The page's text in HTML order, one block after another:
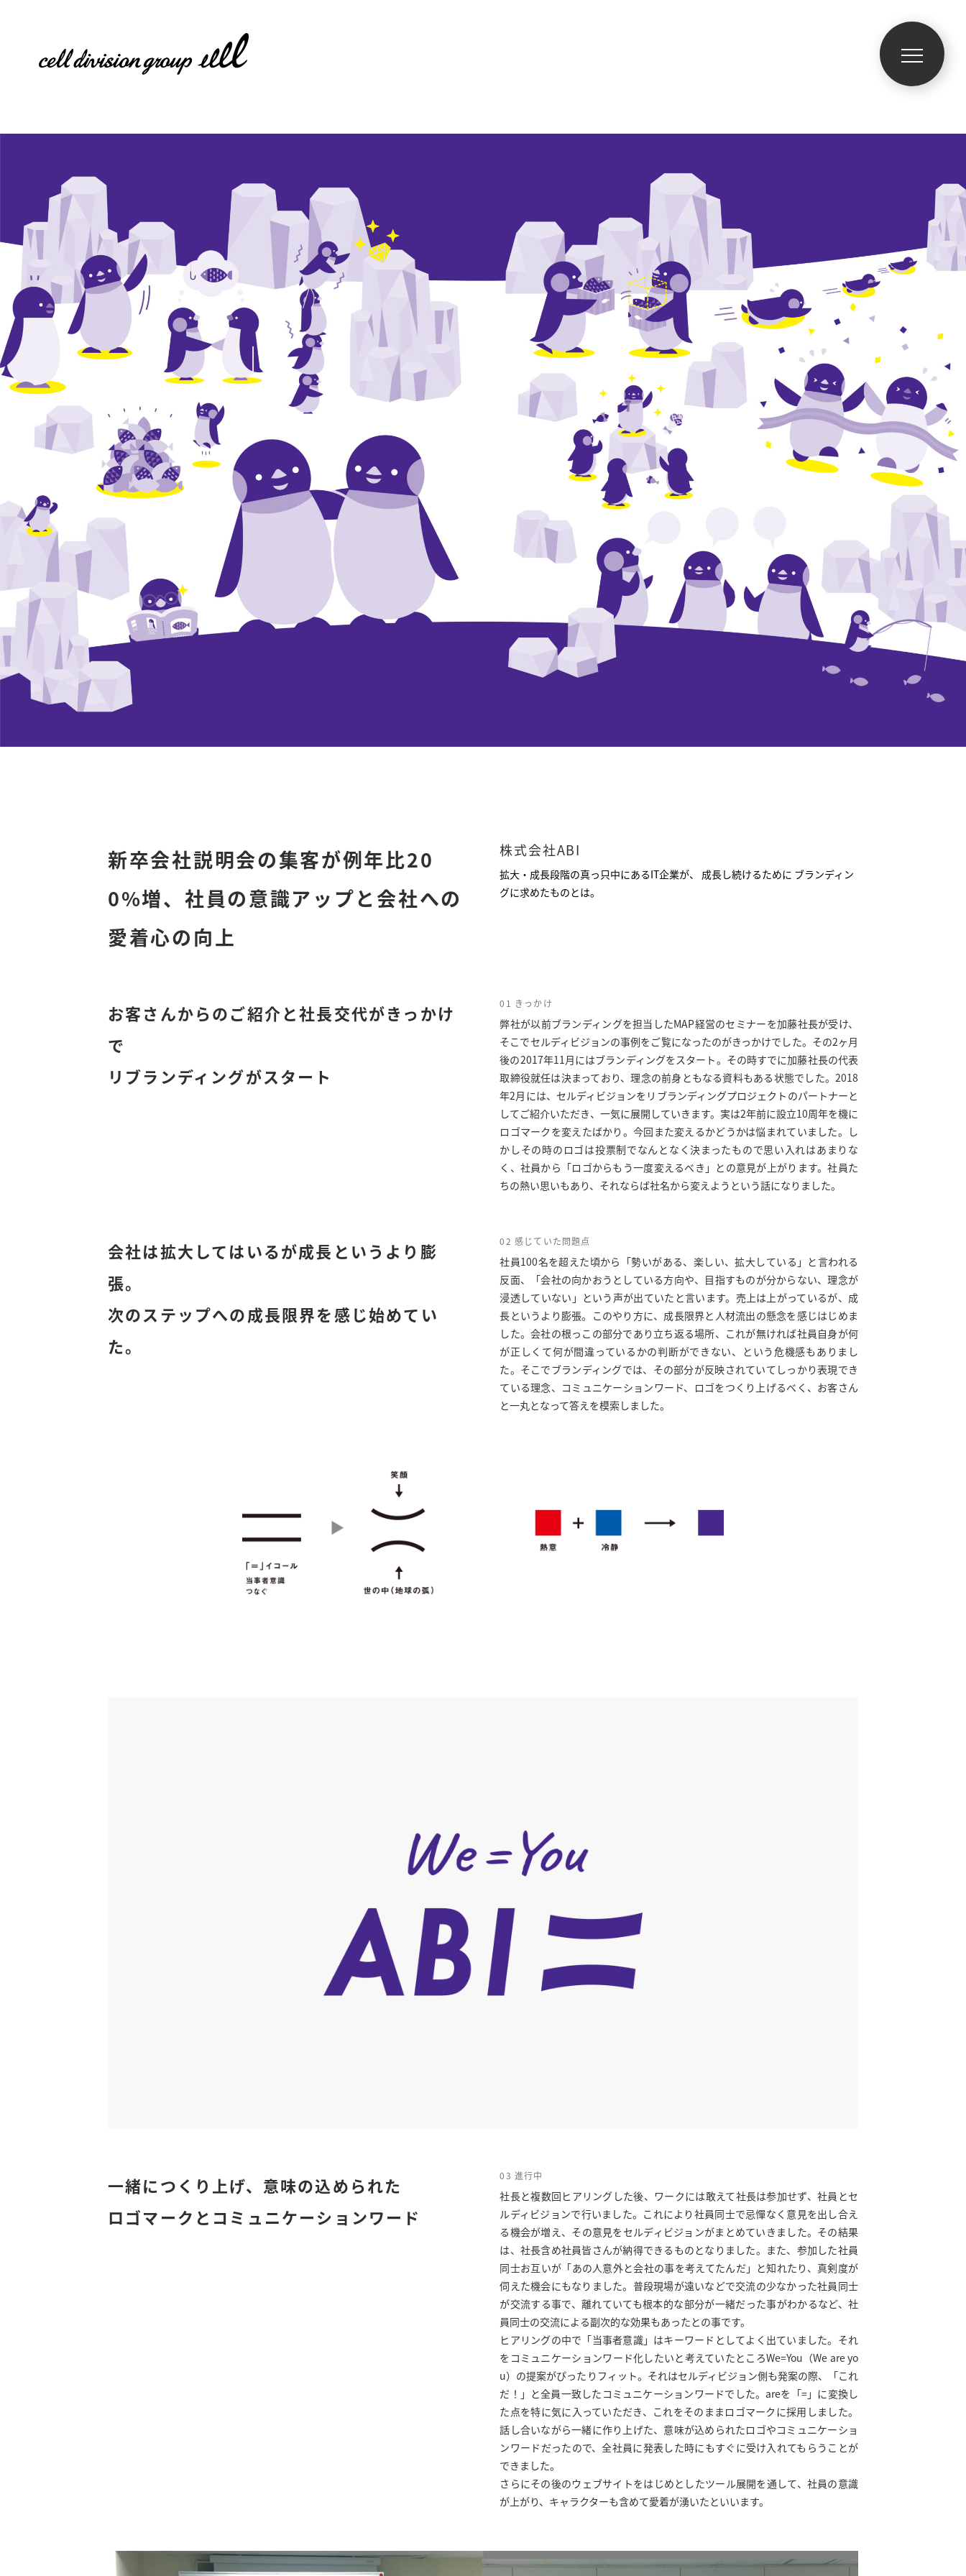
新卒会社説明会の集客が例年比20
0%増、社員の意識アップと会社への
愛着心の向上
株式会社ABI
拡大・成長段階の真っ只中にあるIT企業が、 成長し続けるために ブランディン
グに求めたものとは。
お客さんからのご紹介と社長交代がきっかけ
で
リブランディングがスタート
01 きっかけ
弊社が以前ブランディングを担当したMAP経営のセミナーを加藤社長が受け、
そこでセルディビジョンの事例をご覧になったのがきっかけでした。その2ヶ月
後の2017年11月にはブランディングをスタート。その時すでに加藤社長の代表
取締役就任は決まっており、理念の前身ともなる資料もある状態でした。2018
年2月には、セルディビジョンをリブランディングプロジェクトのパートナーと
してご紹介いただき、一気に展開していきます。実は2年前に設立10周年を機に
ロゴマークを変えたばかり。今回また変えるかどうかは悩まれていました。し
かしその時のロゴは投票制でなんとなく決まったもので思い入れはあまりな
く、社員から「ロゴからもう一度変えるべき」との意見が上がります。社員た
ちの熱い思いもあり、それならば社名から変えようという話になりました。
会社は拡大してはいるが成長というより膨
張。
次のステップへの成長限界を感じ始めてい
た。
02 感じていた問題点
社員100名を超えた頃から「勢いがある、楽しい、拡大している」と言われる
反面、「会社の向かおうとしている方向や、目指すものが分からない、理念が
浸透していない」という声が出ていたと言います。売上は上がっているが、成
長というより膨張。このやり方に、成長限界と人材流出の懸念を感じはじめま
した。会社の根っこの部分であり立ち返る場所、これが無ければ社員自身が何
が正しくて何が間違っているかの判断ができない、という危機感もありまし
た。そこでブランディングでは、その部分が反映されていてしっかり表現でき
ている理念、コミュニケーションワード、ロゴをつくり上げるべく、お客さん
と一丸となって答えを模索しました。
一緒につくり上げ、意味の込められた
ロゴマークとコミュニケーションワード
03 進行中
社長と複数回ヒアリングした後、ワークには敢えて社長は参加せず、社員とセ
ルディビジョンで行いました。これにより社員同士で忌憚なく意見を出し合え
る機会が増え、その意見をセルディビジョンがまとめていきました。その結果
は、社長含め社員皆さんが納得できるものとなりました。また、参加した社員
同士お互いが「あの人意外と会社の事を考えてたんだ」と知れたり、真剣度が
伺えた機会にもなりました。普段現場が遠いなどで交流の少なかった社員同士
が交流する事で、離れていても根本的な部分が一緒だった事がわかるなど、社
員同士の交流による副次的な効果もあったとの事です。
ヒアリングの中で「当事者意識」はキーワードとしてよく出ていました。それ
をコミュニケーションワード化したいと考えていたところWe=You（We are yo
u）の提案がぴったりフィット。それはセルディビジョン側も発案の際、「これ
だ！」と全員一致したコミュニケーションワードでした。areを「=」に変換し
た点を特に気に入っていただき、これをそのままロゴマークに採用しました。
話し合いながら一緒に作り上げた、意味が込められたロゴやコミュニケーショ
ンワードだったので、全社員に発表した時にもすぐに受け入れてもらうことが
できました。
さらにその後のウェブサイトをはじめとしたツール展開を通して、社員の意識
が上がり、キャラクターも含めて愛着が湧いたといいます。